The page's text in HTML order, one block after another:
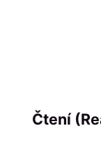
Čtení